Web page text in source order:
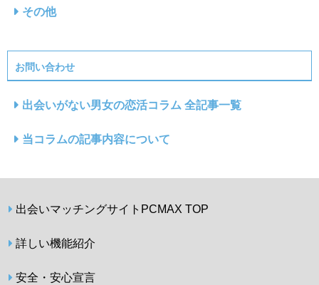
その他
お問い合わせ
出会いがない男女の恋活コラム 全記事一覧
当コラムの記事内容について
出会いマッチングサイトPCMAX TOP
詳しい機能紹介
安全・安心宣言